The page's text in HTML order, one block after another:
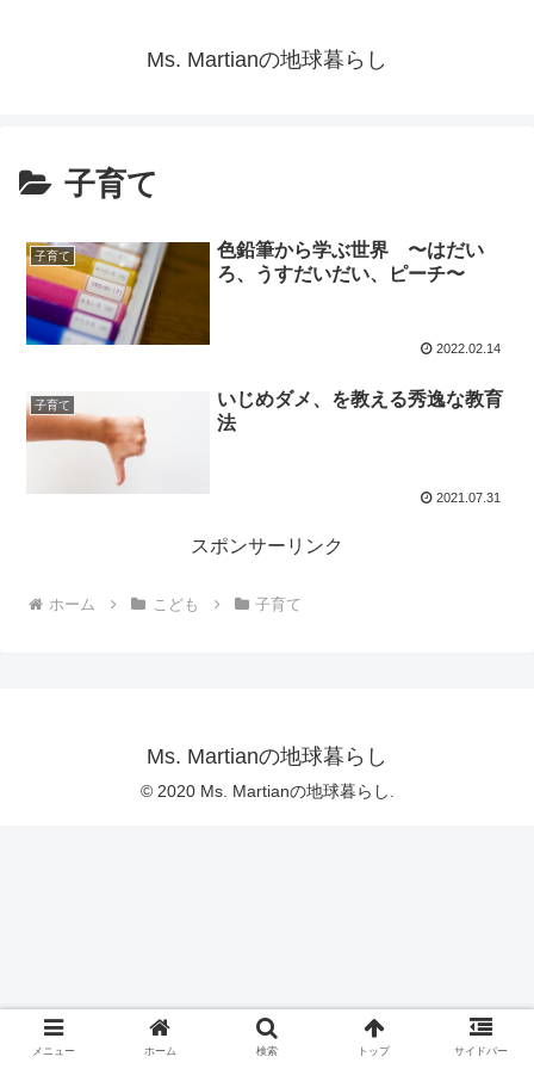
Ms. Martianの地球暮らし
子育て
子育て
色鉛筆から学ぶ世界 〜はだい
ろ、うすだいだい、ピーチ〜
2022.02.14
子育て
いじめダメ、を教える秀逸な教育
法
2021.07.31
スポンサーリンク
ホーム こども 子育て
Ms. Martianの地球暮らし
© 2020 Ms. Martianの地球暮らし.
メニュー ホーム 検索 トップ サイドバー